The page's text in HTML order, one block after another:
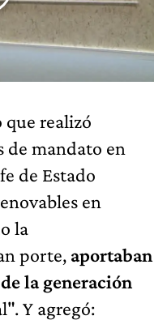
que realizó
de mandato en
de Estado
en
la
porte, aportaban
la generación
Y agregó: